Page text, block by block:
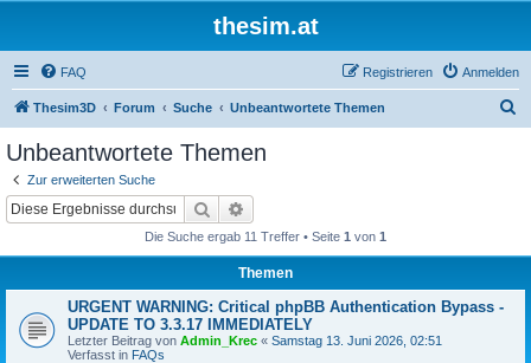
thesim.at
FAQ Anmelden
Registrieren
Thesim3D Forum Suche Unbeantwortete Themen
Unbeantwortete Themen
Zur erweiterten Suche
Suche
Die Suche ergab 11 Treffer • Seite 1 von 1
Themen
URGENT WARNING: Critical phpBB Authentication Bypass -
UPDATE TO 3.3.17 IMMEDIATELY
Letzter Beitrag von Admin_Krec « Samstag 13. Juni 2026, 02:51
Verfasst in FAQs